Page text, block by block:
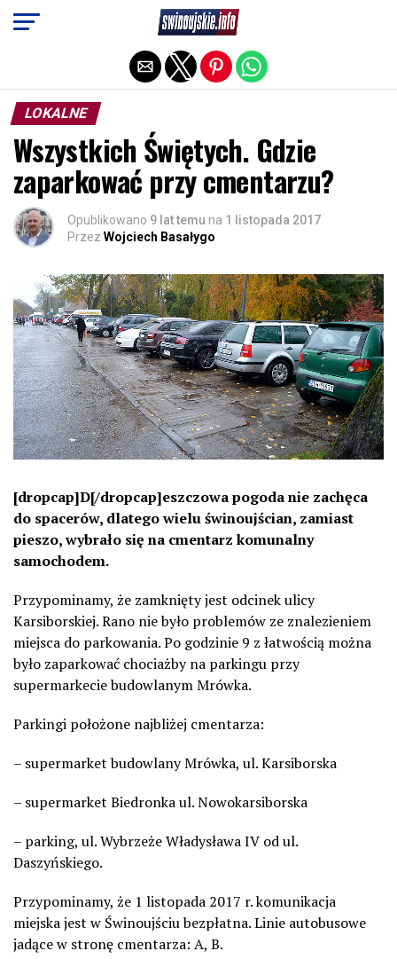
LOKALNE
Wszystkich Świętych. Gdzie
zaparkować przy cmentarzu?
Opublikowano 9 lat temu na 1 listopada 2017
Przez Wojciech Basałygo
[dropcap]D[/dropcap]eszczowa pogoda nie zachęca
do spacerów, dlatego wielu świnoujścian, zamiast
pieszo, wybrało się na cmentarz komunalny
samochodem.
Przypominamy, że zamknięty jest odcinek ulicy
Karsiborskiej. Rano nie było problemów ze znalezieniem
miejsca do parkowania. Po godzinie 9 z łatwością można
było zaparkować chociażby na parkingu przy
supermarkecie budowlanym Mrówka.
Parkingi położone najbliżej cmentarza:
– supermarket budowlany Mrówka, ul. Karsiborska
– supermarket Biedronka ul. Nowokarsiborska
– parking, ul. Wybrzeże Władysława IV od ul.
Daszyńskiego.
Przypominamy, że 1 listopada 2017 r. komunikacja
miejska jest w Świnoujściu bezpłatna. Linie autobusowe
jadące w stronę cmentarza: A, B.
Exit mobile version